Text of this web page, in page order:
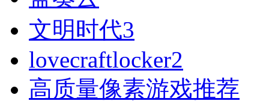
文明时代3
lovecraftlocker2
高质量像素游戏推荐